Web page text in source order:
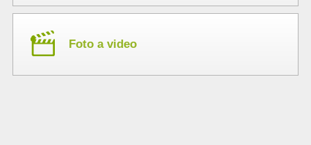
Foto a video